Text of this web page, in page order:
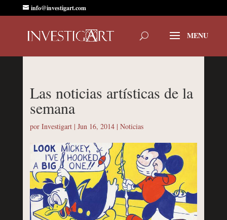
info@investigart.com
Las noticias artísticas de la
semana
por Investigart| Jun 16, 2014| Noticias